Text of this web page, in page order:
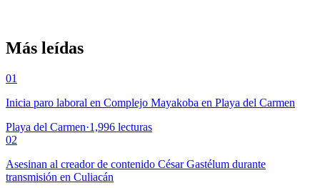
Más leídas
01
Inicia paro laboral en Complejo Mayakoba en Playa del Carmen
Playa del Carmen·1,996 lecturas
02
Asesinan al creador de contenido César Gastélum durante
transmisión en Culiacán